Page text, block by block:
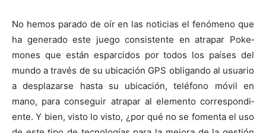
No hemos para­do de oír en las noti­cias el fenó­meno que
ha gen­er­a­do este juego con­sis­tente en atra­par Poke­
mones que están espar­ci­dos por todos los país­es del
mun­do a través de su ubi­cación GPS obligan­do al usuario
a desplazarse has­ta su ubi­cación, telé­fono móvil en
mano, para con­seguir atra­par al ele­men­to cor­re­spon­di­
ente. Y bien, vis­to lo vis­to, ¿por qué no se fomen­ta el uso